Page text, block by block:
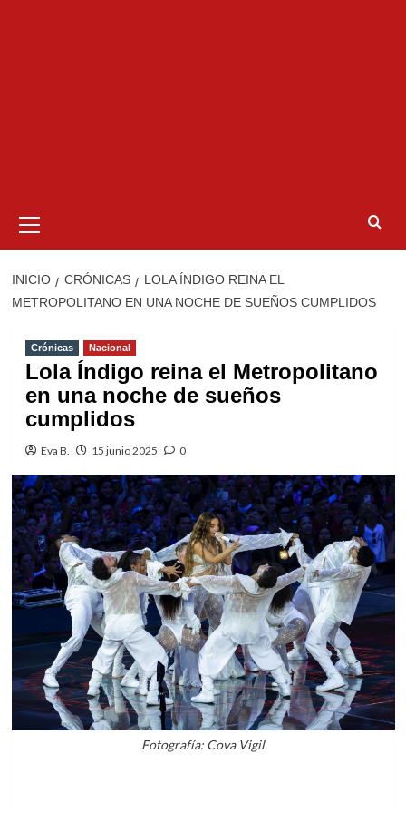
primario
INICIO CRÓNICAS
LOLA ÍNDIGO REINA EL
METROPOLITANO EN UNA NOCHE DE SUEÑOS CUMPLIDOS
Crónicas Nacional
Lola Índigo reina el Metropolitano
en una noche de sueños
cumplidos
Eva B. 15 junio 2025 0
Fotografía: Cova Vigil